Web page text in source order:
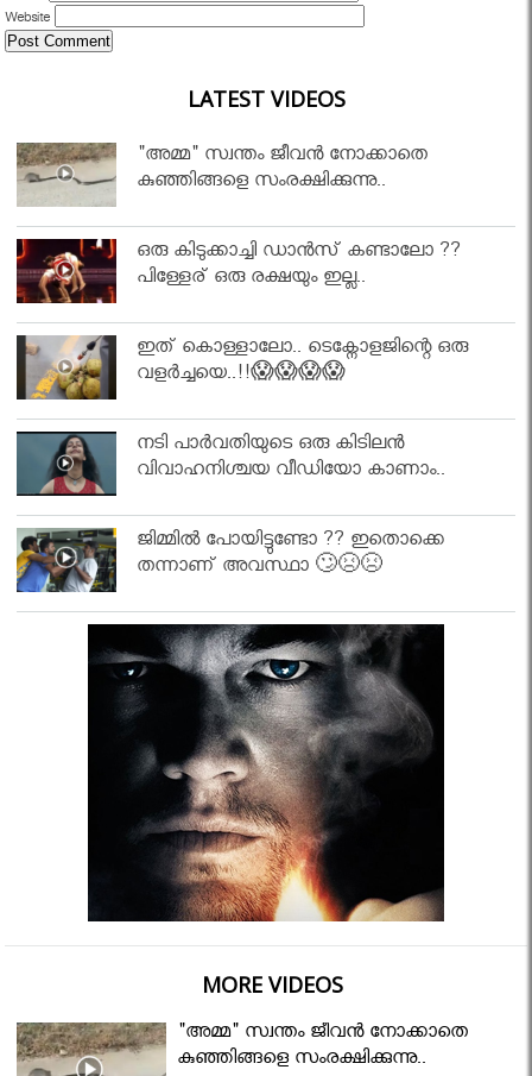
Website
LATEST VIDEOS
"അമ്മ" സ്വന്തം ജീവൻ നോക്കാതെ
കുഞ്ഞിങ്ങളെ സംരക്ഷിക്കുന്നു..
ഒരു കിടുക്കാച്ചി ഡാൻസ് കണ്ടാലോ ??
പിള്ളേര് ഒരു രക്ഷയും ഇല്ല..
ഇത് കൊള്ളാലോ.. ടെക്നോളജിന്റെ ഒരു
വളർച്ചയെ..!!😱😱😱😱
നടി പാർവതിയുടെ ഒരു കിടിലൻ
വിവാഹനിശ്ചയ വീഡിയോ കാണാം..
ജിമ്മിൽ പോയിട്ടുണ്ടോ ?? ഇതൊക്കെ
തന്നാണ് അവസ്ഥാ 🙄😣😣
MORE VIDEOS
"അമ്മ" സ്വന്തം ജീവൻ നോക്കാതെ
കുഞ്ഞിങ്ങളെ സംരക്ഷിക്കുന്നു..